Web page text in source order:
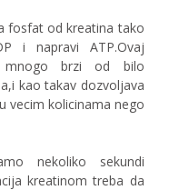
fosfat od kreatina tako
i napravi ATP.Ovaj
mnogo brzi od bilo
kao takav dozvoljava
vecim kolicinama nego
nekoliko sekundi
kreatinom treba da